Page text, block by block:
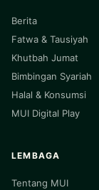
Berita
Fatwa & Tausiyah
Khutbah Jumat
Bimbingan Syariah
Halal & Konsumsi
MUI Digital Play
LEMBAGA
Tentang MUI